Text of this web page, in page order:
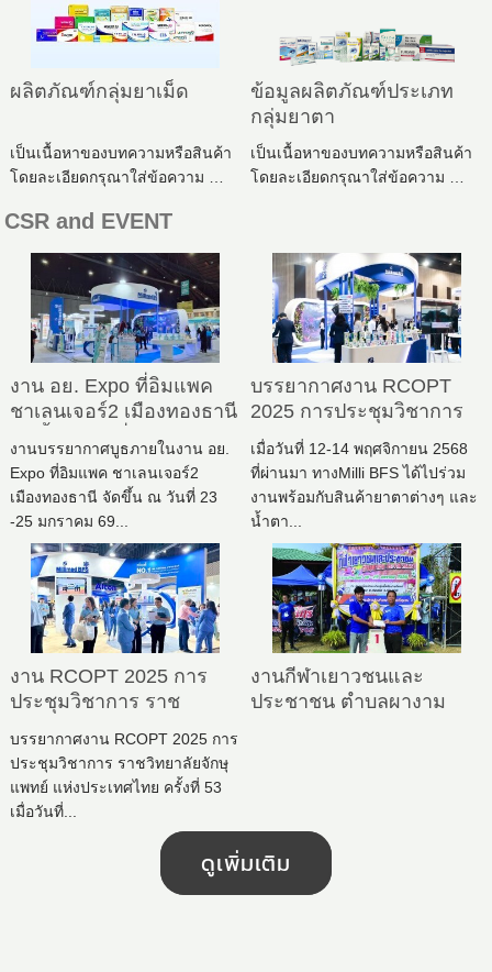
ผลิตภัณฑ์กลุ่มยาเม็ด
เป็นเนื้อหาของบทความหรือสินค้า
โดยละเอียดกรุณาใส่ข้อความ …
ข้อมูลผลิตภัณฑ์ประเภท
กลุ่มยาตา
เป็นเนื้อหาของบทความหรือสินค้า
โดยละเอียดกรุณาใส่ข้อความ …
CSR and EVENT
งาน อย. Expo ที่อิมแพค
ชาเลนเจอร์2 เมืองทองธานี
จัดขึ้น ณ วันที่ 23 -25
มกราคม 2569
งานบรรยากาศบูธภายในงาน อย.
Expo ที่อิมแพค ชาเลนเจอร์2
เมืองทองธานี จัดขึ้น ณ วันที่ 23
-25 มกราคม 69...
บรรยากาศงาน RCOPT
2025 การประชุมวิชาการ
ราชวิทยาลัยจักษุแพทย์
แห่งประเทศไทย ครั้งที่ 54
เมื่อวันที่ 12-14 พฤศจิกายน 2568
ที่ผ่านมา ทางMilli BFS ได้ไปร่วม
งานพร้อมกับสินค้ายาตาต่างๆ และ
น้ำตา...
งาน RCOPT 2025 การ
ประชุมวิชาการ ราช
ประเทศไทย ครั้งที่ 53
บรรยากาศงาน RCOPT 2025 การ
ประชุมวิชาการ ราชวิทยาลัยจักษุ
แพทย์ แห่งประเทศไทย ครั้งที่ 53
เมื่อวันที่...
งานกีฬาเยาวชนและ
ประชาชน ตำบลผางาม
ดูเพิ่มเติม